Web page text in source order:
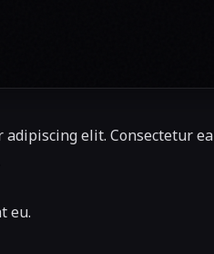
elit. Consectetur ea
eu.